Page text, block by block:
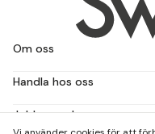
Om oss
Handla hos oss
Jobba med oss